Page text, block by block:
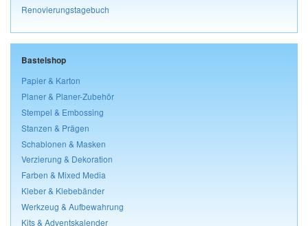
Renovierungstagebuch
Bastelshop
Papier & Karton
Planer & Planer-Zubehör
Stempel & Embossing
Stanzen & Prägen
Schablonen & Masken
Verzierung & Dekoration
Farben & Mixed Media
Kleber & Klebebänder
Werkzeug & Aufbewahrung
Kits & Adventskalender